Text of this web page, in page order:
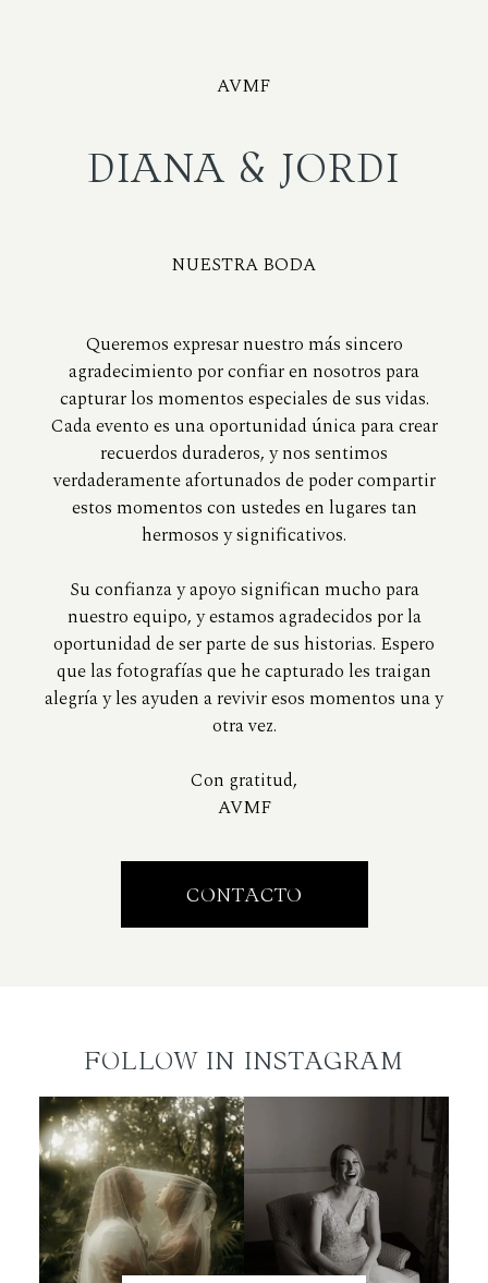
AVMF
DIANA & JORDI
NUESTRA BODA
Queremos expresar nuestro más sincero
agradecimiento por confiar en nosotros para
capturar los momentos especiales de sus vidas.
Cada evento es una oportunidad única para crear
recuerdos duraderos, y nos sentimos
verdaderamente afortunados de poder compartir
estos momentos con ustedes en lugares tan
hermosos y significativos.
Su confianza y apoyo significan mucho para
nuestro equipo, y estamos agradecidos por la
oportunidad de ser parte de sus historias. Espero
que las fotografías que he capturado les traigan
alegría y les ayuden a revivir esos momentos una y
otra vez.
Con gratitud,
AVMF
CONTACTO
FOLLOW IN INSTAGRAM